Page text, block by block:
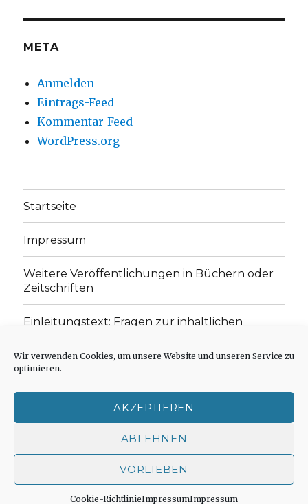
Wir verwenden Cookies, um unsere Website und unseren Service zu
optimieren.
AKZEPTIEREN
ABLEHNEN
VORLIEBEN
Cookie-RichtlinieImpressumImpressum
anzeigenanzeigen
META
Anmelden
Eintrags-Feed
Kommentar-Feed
WordPress.org
Startseite
Impressum
Weitere Veröffentlichungen in Büchern oder
Zeitschriften
Einleitungstext: Fragen zur inhaltlichen
„schwachen Glaubens“
Cookie-Richtlinie (EU)
Impressum